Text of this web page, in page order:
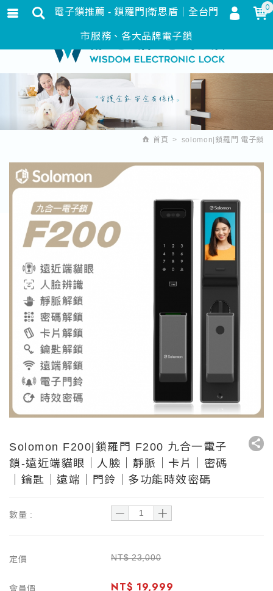
首頁 solomon|鎖羅門 電子鎖
Solomon F200|鎖羅門 F200 九合一電子
鎖-遠近端貓眼｜人臉｜靜脈｜卡片｜密碼
｜鑰匙｜遠端｜門鈴｜多功能時效密碼
數量 : － ＋
定價 NT$ 23,000
會員價 NT$ 19,999
電子鎖推薦 - 鎖羅門|衛思盾｜全台門
市服務、各大品牌電子鎖
0
會員登入
會員註冊
忘記密碼
訂單查詢
追蹤清單
繁體中文